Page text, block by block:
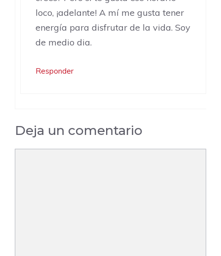
loco, ¡adelante! A mí me gusta tener
energía para disfrutar de la vida. Soy
de medio dia.
Responder
Deja un comentario